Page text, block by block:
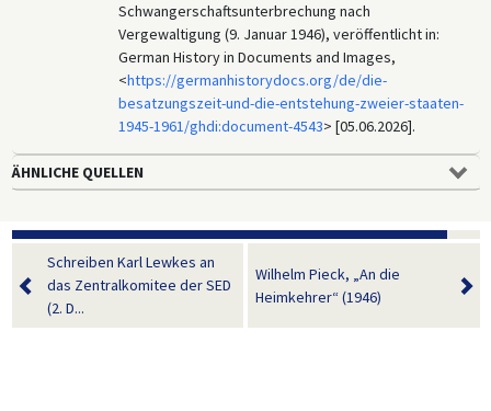
Schwangerschaftsunterbrechung nach
Vergewaltigung (9. Januar 1946), veröffentlicht in:
German History in Documents and Images,
<https://germanhistorydocs.org/de/die-
besatzungszeit-und-die-entstehung-zweier-staaten-
1945-1961/ghdi:document-4543> [05.06.2026].
ÄHNLICHE QUELLEN
Schreiben Karl Lewkes an
das Zentralkomitee der SED
(2. D...
Wilhelm Pieck, „An die
Heimkehrer“ (1946)